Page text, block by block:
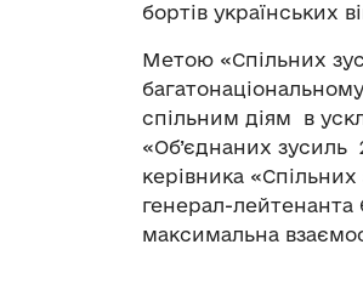
бортів українських
Метою «Спільних
спільним діям в
«Об’єднаних зусиль
керівника
генерал-лейтенанта
максимальна